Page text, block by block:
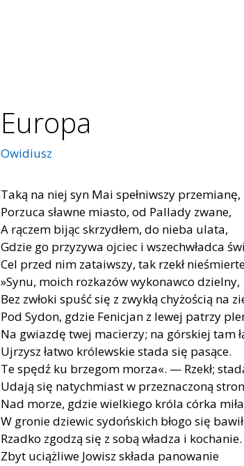
Europa
Owidiusz
Taką na niej syn Mai spełniwszy przemianę,
Porzuca sławne miasto, od Pallady zwane,
A rączem bijąc skrzydłem, do nieba ulata,
Gdzie go przyzywa ojciec i wszechwładca
Cel przed nim zataiwszy, tak rzekł
»Synu, moich rozkazów wykonawco dzielny,
Bez zwłoki spuść się z zwykłą chyżością na
Pod Sydon, gdzie Fenicjan z lewej patrzy
Na gwiazdę twej macierzy; na górskiej tam
Ujrzysz łatwo królewskie stada się pasące.
Te spędź ku brzegom morza«. — Rzekł;
Udają się natychmiast w przeznaczoną
Nad morze, gdzie wielkiego króla córka miła
W gronie dziewic sydońskich błogo się
Rzadko zgodzą się z sobą władza i kochanie.
Zbyt uciążliwe Jowisz składa panowanie